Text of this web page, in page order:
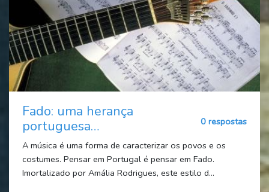
Fado: uma herança
portuguesa…
0 respostas
A música é uma forma de caracterizar os povos e os
costumes. Pensar em Portugal é pensar em Fado.
Imortalizado por Amália Rodrigues, este estilo d...